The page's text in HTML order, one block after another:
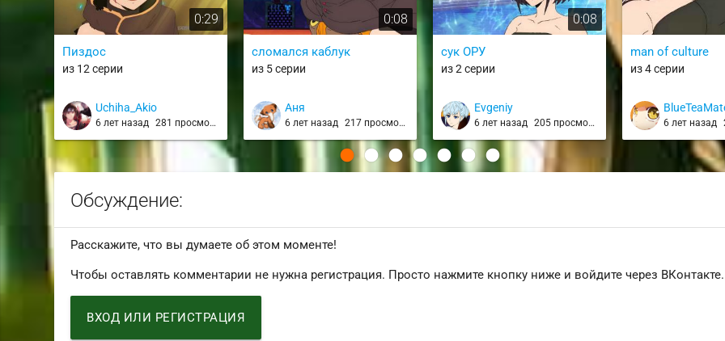
0:29
Пиздос
из 12 серии
Uchiha_Akio
6 лет назад 281 просмотр
0:08
сломался каблук
из 5 серии
Аня
6 лет назад 217 просмотров
0:08
сук ОРУ
из 2 серии
Evgeniy
6 лет назад 205 просмотров
man of culture
из 4 серии
6 лет назад
Обсуждение:
Расскажите, что вы думаете об этом моменте!
Чтобы оставлять комментарии не нужна регистрация. Просто нажмите кнопку ниже и войдите через ВКонтакте.
ВХОД ИЛИ РЕГИСТРАЦИЯ